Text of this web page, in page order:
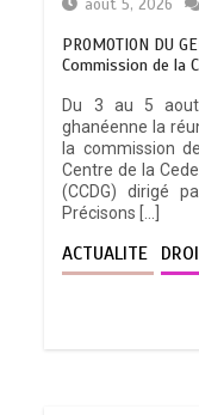
août 5, 2026
PROMOTION DU
Commission de la
Du 3 au 5
ghanéenne la
la commission
Centre de la
(CCDG) dirigé
Précisons […]
ACTUALITE